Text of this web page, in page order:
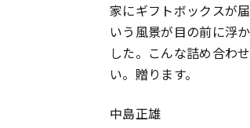
家にギフトボックスが
いう風景が目の前に浮
した。こんな詰め合わ
い。贈ります。
中島正雄